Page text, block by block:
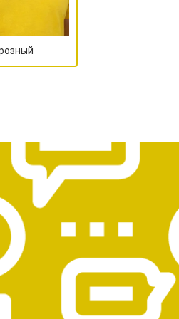
1550 ₽
2000 ₽ Заказать
1590 ₽ Заказать